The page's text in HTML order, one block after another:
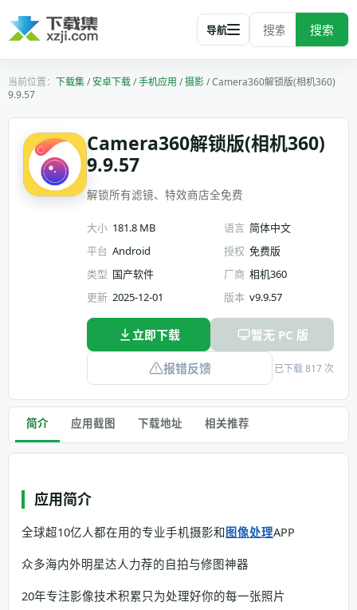
搜索
导航
下载集/安卓下载/手机应用 /摄影/Camera360解锁版(相机360)
9.9.57
Camera360解锁版(相机360)
9.9.57
解锁所有滤镜、特效商店全免费
大小 181.8 MB 语言 简体中文
平台 Android 授权 免费版
类型 国产软件 厂商 相机360
更新 2025-12-01 版本 v9.9.57
立即下载 暂无 PC 版
报错反馈 已下载 817 次
简介 应用截图 下载地址 相关推荐
应用简介
全球超10亿人都在用的专业手机摄影和图像处理APP
众多海内外明星达人力荐的自拍与修图神器
20年专注影像技术积累只为处理好你的每一张照片